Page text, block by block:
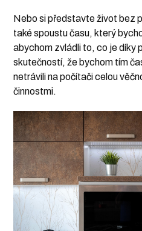
Nebo si představte život bez
také spoustu času, který
abychom zvládli to, co je díky
skutečností, že bychom tím
netrávili na počítači celou
činnostmi.